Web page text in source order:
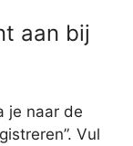
aan bij
je naar de
Vul